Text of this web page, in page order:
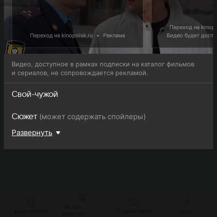
Переход на kinopoisk.ru • Реклама
Переход на
Видео будет
Видео, доступное в рамках подписки на каталог фильмов
и сериалов, не сопровождается рекламой.
Свой-чужой
Сюжет (может содержать спойлеры)
Развернуть